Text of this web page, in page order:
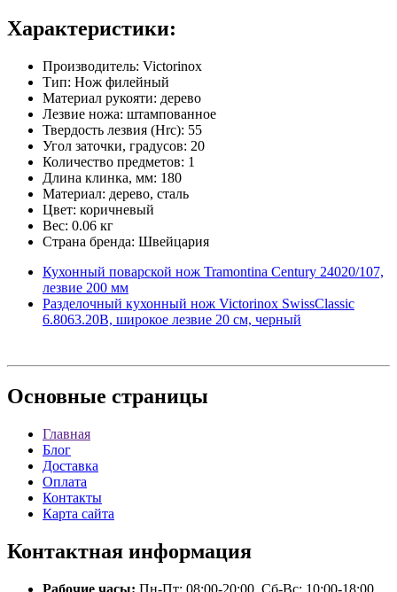
Характеристики:
Производитель: Victorinox
Тип: Нож филейный
Материал рукояти: дерево
Лезвие ножа: штампованное
Твердость лезвия (Hrc): 55
Угол заточки, градусов: 20
Количество предметов: 1
Длина клинка, мм: 180
Материал: дерево, сталь
Цвет: коричневый
Вес: 0.06 кг
Страна бренда: Швейцария
Кухонный поварской нож Tramontina Century 24020/107,
лезвие 200 мм
Разделочный кухонный нож Victorinox SwissClassic
6.8063.20B, широкое лезвие 20 см, черный
Основные страницы
Главная
Блог
Доставка
Оплата
Контакты
Карта сайта
Контактная информация
Рабочие часы: Пн-Пт: 08:00-20:00, Сб-Вс: 10:00-18:00